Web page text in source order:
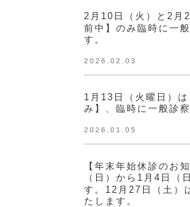
2月10日（火）と2月
前中】のみ臨時に一
す。
2026.02.03
1月13日（火曜日）
み】、臨時に一般診
2026.01.05
【年末年始休診のお
（日）から1月4日（
す。12月27日（土）
たします。